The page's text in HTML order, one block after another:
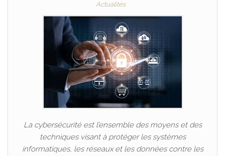
Actualités
La cybersécurité est l’ensemble des moyens et des
techniques visant à protéger les systèmes
informatiques, les réseaux et les données contre les